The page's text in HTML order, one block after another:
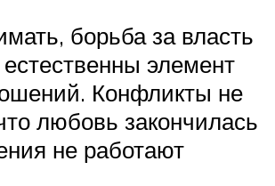
борьба за власть
элемент
Конфликты не
любовь закончилась
не работают